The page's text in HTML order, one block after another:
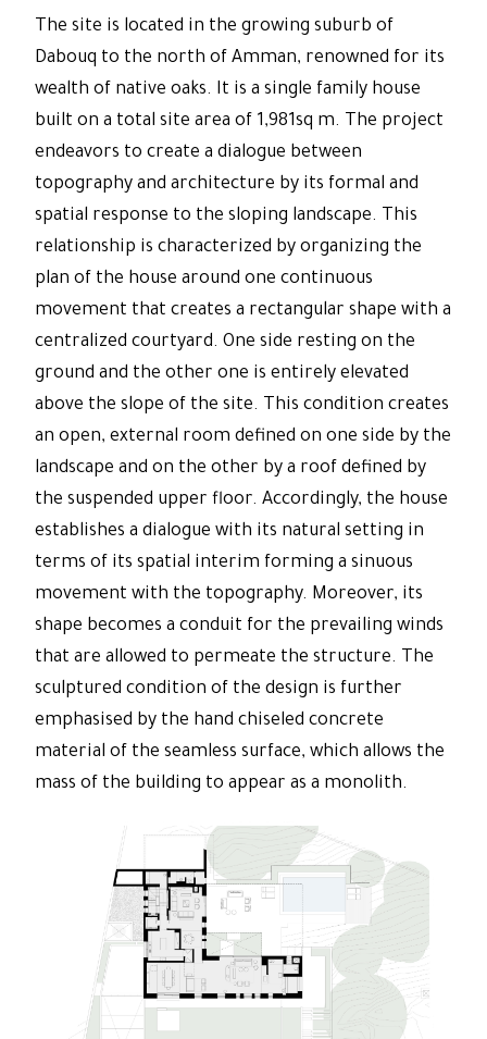
The site is located in the growing suburb of
Dabouq to the north of Amman, renowned for its
wealth of native oaks. It is a single family house
built on a total site area of 1,981sq m. The project
endeavors to create a dialogue between
topography and architecture by its formal and
spatial response to the sloping landscape. This
relationship is characterized by organizing the
plan of the house around one continuous
movement that creates a rectangular shape with a
centralized courtyard. One side resting on the
ground and the other one is entirely elevated
above the slope of the site. This condition creates
an open, external room defined on one side by the
landscape and on the other by a roof defined by
the suspended upper floor. Accordingly, the house
establishes a dialogue with its natural setting in
terms of its spatial interim forming a sinuous
movement with the topography. Moreover, its
shape becomes a conduit for the prevailing winds
that are allowed to permeate the structure. The
sculptured condition of the design is further
emphasised by the hand chiseled concrete
material of the seamless surface, which allows the
mass of the building to appear as a monolith.